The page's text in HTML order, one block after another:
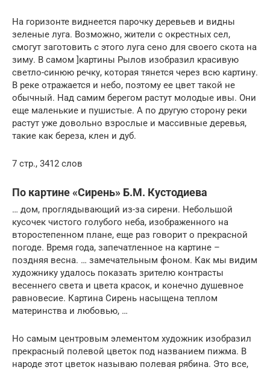
На горизонте виднеется парочку деревьев и видны
зеленые луга. Возможно, жители с окрестных сел,
смогут заготовить с этого луга сено для своего скота на
зиму. В самом ]картины Рылов изобразил красивую
светло-синюю речку, которая тянется через всю картину.
В реке отражается и небо, поэтому ее цвет такой не
обычный. Над самим берегом растут молодые ивы. Они
еще маленькие и пушистые. А по другую сторону реки
растут уже довольно взрослые и массивные деревья,
такие как береза, клен и дуб.
7 стр., 3412 слов
По картине «Сирень» Б.М. Кустодиева
… дом, проглядывающий из-за сирени. Небольшой
кусочек чистого голубого неба, изображенного на
второстепенном плане, еще раз говорит о прекрасной
погоде. Время года, запечатленное на картине –
поздняя весна. … замечательным фоном. Как мы видим
художнику удалось показать зрителю контрасты
весеннего света и цвета красок, и конечно душевное
равновесие. Картина Сирень насыщена теплом
материнства и любовью, …
Но самым центровым элементом художник изобразил
прекрасный полевой цветок под названием пижма. В
народе этот цветок называю полевая рябина. Это все,